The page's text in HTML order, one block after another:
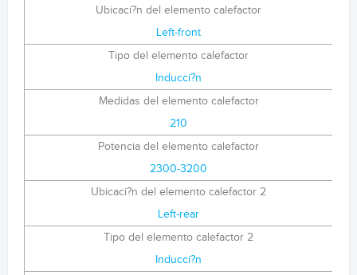
Ubicaci?n del elemento calefactor
Left-front
Tipo del elemento calefactor
Inducci?n
Medidas del elemento calefactor
210
Potencia del elemento calefactor
2300-3200
Ubicaci?n del elemento calefactor 2
Left-rear
Tipo del elemento calefactor 2
Inducci?n